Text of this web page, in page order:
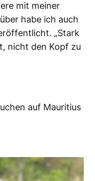
mit meiner
habe ich auch
„Stark
nicht den Kopf zu
auf Mauritius